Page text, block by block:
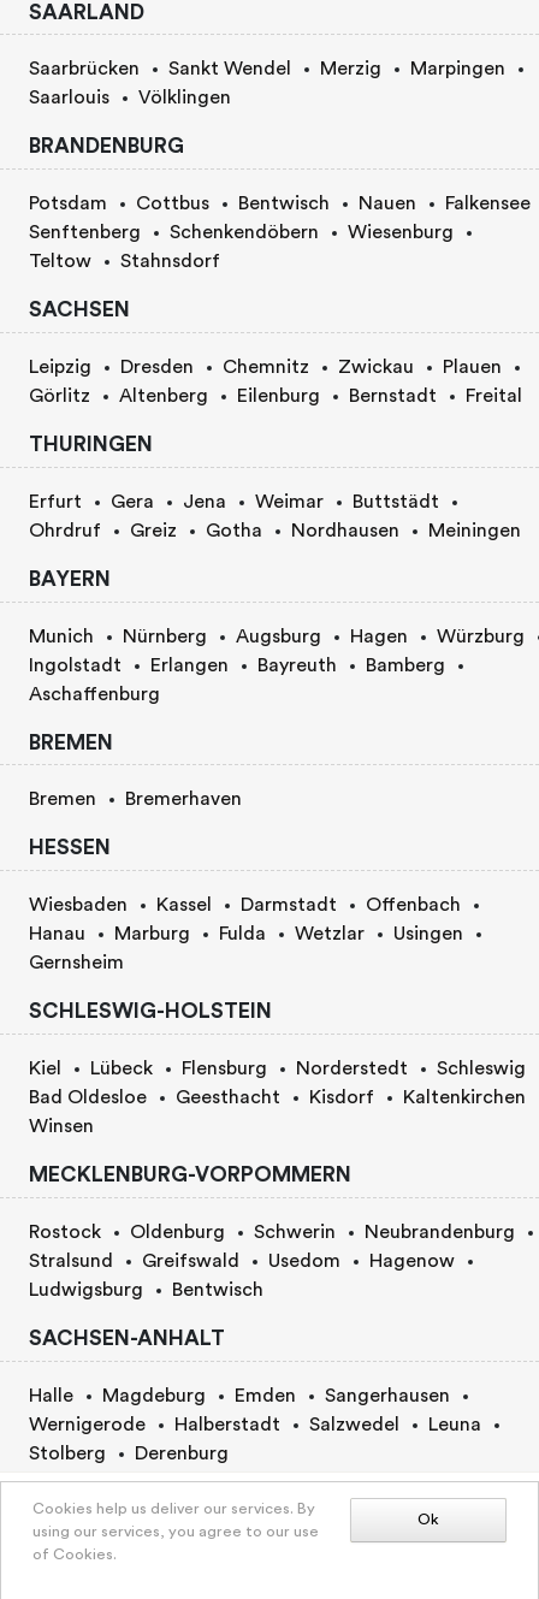
Price by agreement
SAARLAND
Saarbrücken Sankt Wendel Merzig
Marpingen
Saarlouis
Völklingen
BRANDENBURG
Potsdam Cottbus Bentwisch Nauen
Falkensee
Senftenberg
Schenkendöbern
Wiesenburg
Teltow
Stahnsdorf
SACHSEN
Leipzig Dresden Chemnitz Zwickau
Plauen
Görlitz
Altenberg Eilenburg Bernstadt Freital
THURINGEN
Erfurt Gera Jena Weimar
Buttstädt
Ohrdruf
Greiz Gotha Nordhausen Meiningen
BAYERN
Munich Nürnberg Augsburg Hagen
Würzburg
Ingolstadt
Erlangen Bayreuth
Bamberg
Aschaffenburg
BREMEN
Bremen Bremerhaven
HESSEN
Wiesbaden Kassel Darmstadt
Offenbach
Hanau
Marburg Fulda Wetzlar
Usingen
Gernsheim
SCHLESWIG-HOLSTEIN
Kiel Lübeck Flensburg Norderstedt
Schleswig
Bad Oldesloe
Geesthacht Kisdorf
Kaltenkirchen
Winsen
MECKLENBURG-VORPOMMERN
Rostock Oldenburg Schwerin
Neubrandenburg
Stralsund
Greifswald Usedom
Hagenow
Ludwigsburg
Bentwisch
SACHSEN-ANHALT
Halle Magdeburg Emden
Sangerhausen
Wernigerode
Halberstadt Salzwedel
Leuna
Stolberg
Derenburg
BERLIN
Berlin
Ok
Cookies help us deliver our services. By
using our services, you agree to our use
of Cookies.